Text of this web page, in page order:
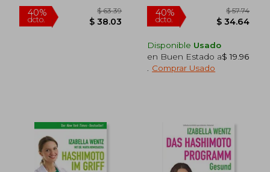
Disponible Usado
en Buen Estado a$ 19.96
Comprar Usado